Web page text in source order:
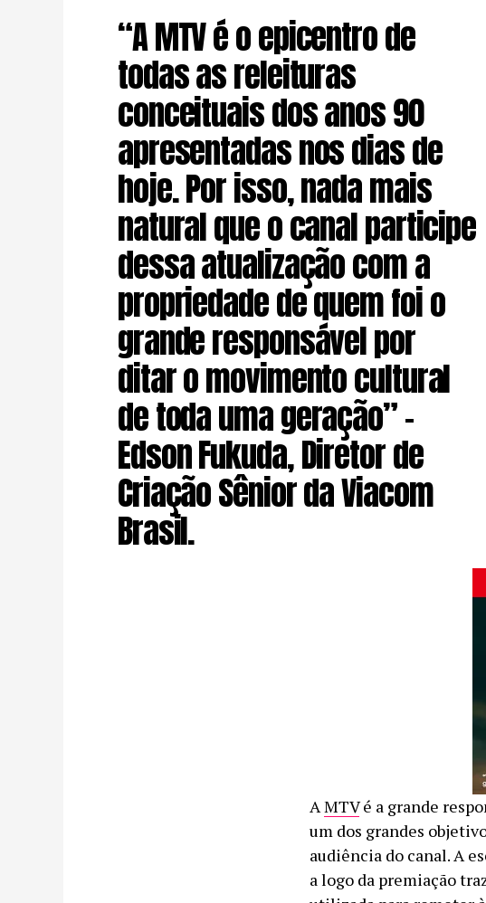
“A MTV é o epicentro de
todas as releituras
conceituais dos anos 90
apresentadas nos dias de
hoje. Por isso, nada mais
natural que o canal participe
dessa atualização com a
propriedade de quem foi o
grande responsável por
ditar o movimento cultural
de toda uma geração” –
Edson Fukuda, Diretor de
Criação Sênior da Viacom
Brasil.
AMTVé a grande
um dos grandes
audiência do canal. A
a logo da premiação